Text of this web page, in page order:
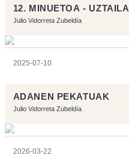
12. MINUETOA - UZTAILA
Julio Vidorreta Zubeldía
2025-07-10
ADANEN PEKATUAK
Julio Vidorreta Zubeldía
2026-03-22